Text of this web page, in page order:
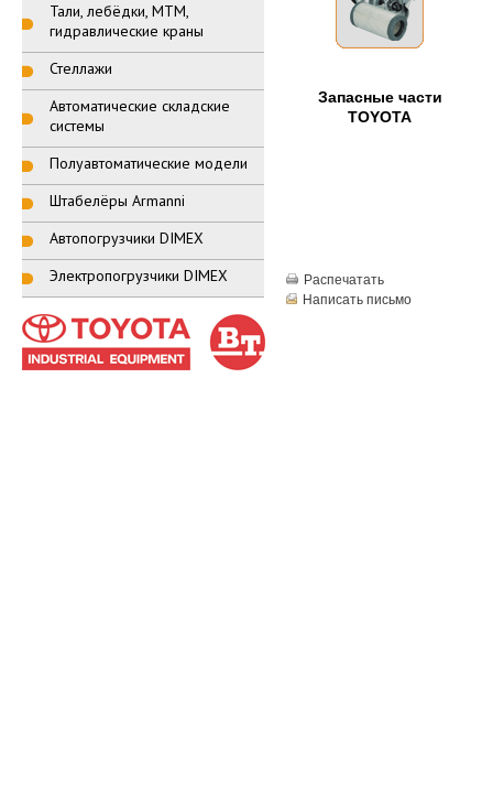
Тали, лебёдки, МТМ,
гидравлические краны
Стеллажи
Автоматические складские
системы
Полуавтоматические модели
Штабелёры Armanni
Автопогрузчики DIMEX
Электропогрузчики DIMEX
Запасные части
TOYOTA
Распечатать
Написать письмо